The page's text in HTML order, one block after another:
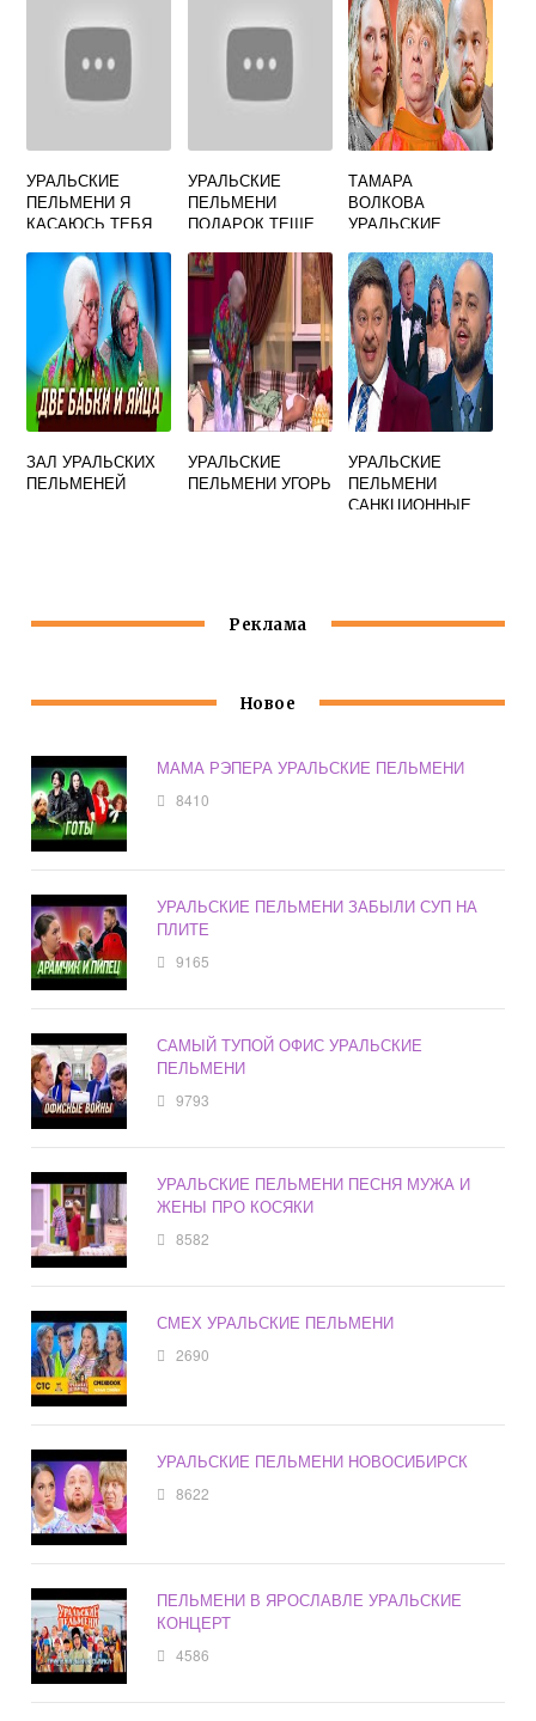
УРАЛЬСКИЕ
ПЕЛЬМЕНИ Я
КАСАЮСЬ ТЕБЯ
УРАЛЬСКИЕ
ПЕЛЬМЕНИ
ПОДАРОК ТЕЩЕ
ВОЗДУШНОМ
ШАРЕ
ТАМАРА
ВОЛКОВА
УРАЛЬСКИЕ
ЗАЛ УРАЛЬСКИХ
ПЕЛЬМЕНЕЙ
УРАЛЬСКИЕ
ПЕЛЬМЕНИ УГОРЬ
УРАЛЬСКИЕ
ПЕЛЬМЕНИ
САНКЦИОННЫЕ
Реклама
Новое
МАМА РЭПЕРА УРАЛЬСКИЕ ПЕЛЬМЕНИ
8410
УРАЛЬСКИЕ ПЕЛЬМЕНИ ЗАБЫЛИ СУП НА
ПЛИТЕ
9165
САМЫЙ ТУПОЙ ОФИС УРАЛЬСКИЕ
ПЕЛЬМЕНИ
9793
УРАЛЬСКИЕ ПЕЛЬМЕНИ ПЕСНЯ МУЖА И
ЖЕНЫ ПРО КОСЯКИ
8582
СМЕХ УРАЛЬСКИЕ ПЕЛЬМЕНИ
2690
УРАЛЬСКИЕ ПЕЛЬМЕНИ НОВОСИБИРСК
8622
ПЕЛЬМЕНИ В ЯРОСЛАВЛЕ УРАЛЬСКИЕ
КОНЦЕРТ
4586